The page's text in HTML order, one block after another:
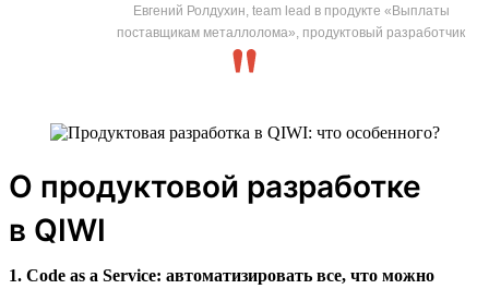
Евгений Ролдухин, team lead в продукте «Выплаты
поставщикам металлолома», продуктовый разработчик
О продуктовой разработке
в QIWI
1. Code as a Service: автоматизировать все, что можно